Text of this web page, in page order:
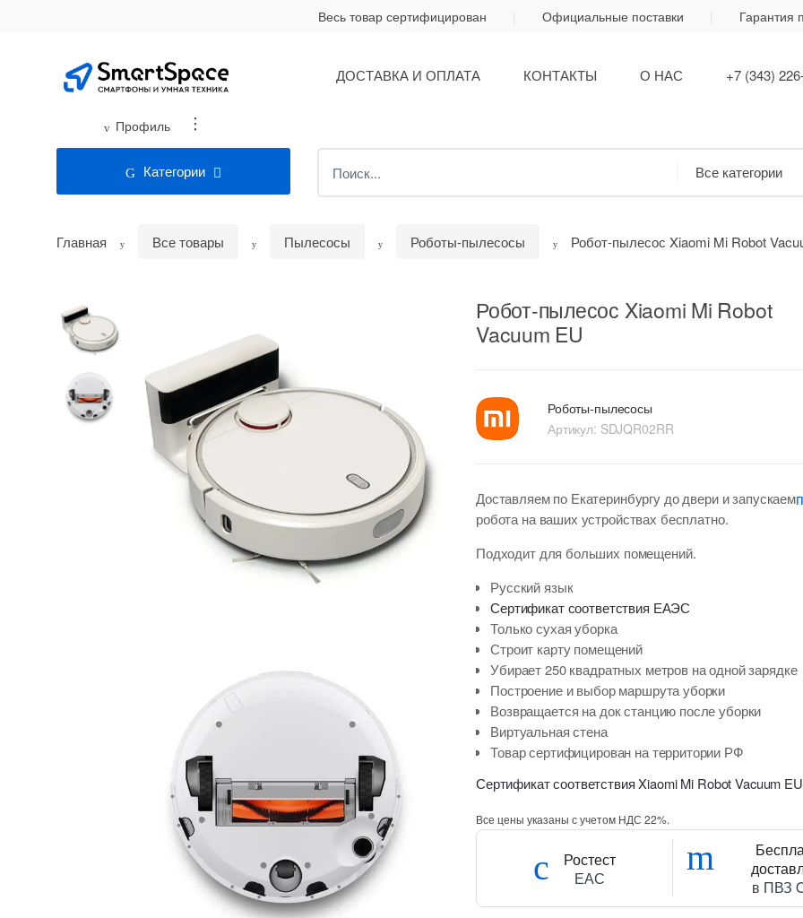
Весь товар сертифицирован Официальные поставки Гарантия
ДОСТАВКА И ОПЛАТА КОНТАКТЫ О НАС +7 (343)
Профиль ...
Категории
Search
for:
Главная Все товары Пылесосы Роботы-пылесосы Робот-пылесос Xiaomi Mi Robot
Робот-пылесос Xiaomi Mi Robot
Vacuum EU
Роботы-пылесосы
Артикул: SDJQR02RR
Доставляем по Екатеринбургу до двери и запускаем
робота на ваших устройствах бесплатно.
Подходит для больших помещений.
Русский язык
Сертификат соответствия ЕАЭС
Только сухая уборка
Строит карту помещений
Убирает 250 квадратных метров на одной зарядке
Построение и выбор маршрута уборки
Возвращается на док станцию после уборки
Виртуальная стена
Товар сертифицирован на территории РФ
Сертификат соответствия Xiaomi Mi Robot Vacuum EU
Все цены указаны с учетом НДС 22%.
Ростест
ЕАС
в ПВЗ